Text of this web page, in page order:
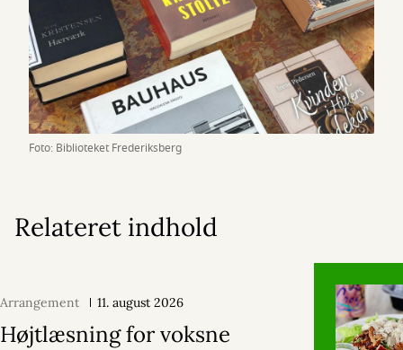
Foto: Biblioteket Frederiksberg
Relateret indhold
Arrangement 11. august 2026
Højtlæsning for voksne